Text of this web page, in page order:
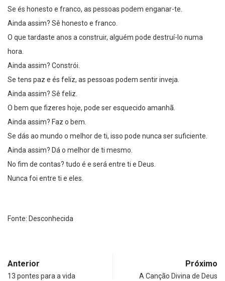
Se és honesto e franco, as pessoas podem enganar-te.
Ainda assim? Sê honesto e franco.
O que tardaste anos a construir, alguém pode destruí-lo numa
hora.
Ainda assim? Constrói.
Se tens paz e és feliz, as pessoas podem sentir inveja.
Ainda assim? Sê feliz.
O bem que fizeres hoje, pode ser esquecido amanhã.
Ainda assim? Faz o bem.
Se dás ao mundo o melhor de ti, isso pode nunca ser suficiente.
Ainda assim? Dá o melhor de ti mesmo.
No fim de contas? tudo é e será entre ti e Deus.
Nunca foi entre ti e eles.
Fonte: Desconhecida
Anterior
13 pontes para a vida
Próximo
A Canção Divina de Deus